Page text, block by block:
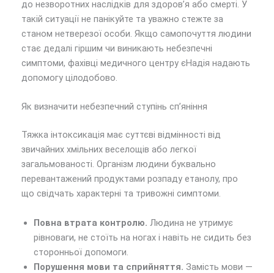
до незворотних наслідків для здоров’я або смерті. У
такій ситуації не панікуйте та уважно стежте за
станом нетверезої особи. Якщо самопочуття людини
стає дедалі гіршим чи виникають небезпечні
симптоми, фахівці медичного центру єНадія надають
допомогу цілодобово.
Як визначити небезпечний ступінь сп’яніння
Тяжка інтоксикація має суттєві відмінності від
звичайних хмільних веселощів або легкої
загальмованості. Організм людини буквально
перевантажений продуктами розпаду етанолу, про
що свідчать характерні та тривожні симптоми.
Повна втрата контролю. Людина не утримує
рівноваги, не стоїть на ногах і навіть не сидить без
сторонньої допомоги.
Порушення мови та сприйняття. Замість мови —